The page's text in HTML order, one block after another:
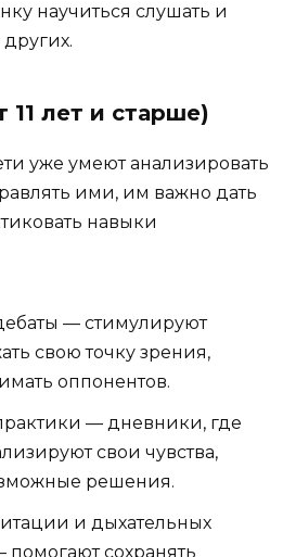
научиться слушать и
других.
11 лет и старше)
уже умеют анализировать
ими, им важно дать
навыки
— стимулируют
свою точку зрения,
оппонентов.
— дневники, где
свои чувства,
решения.
и дыхательных
сохранять